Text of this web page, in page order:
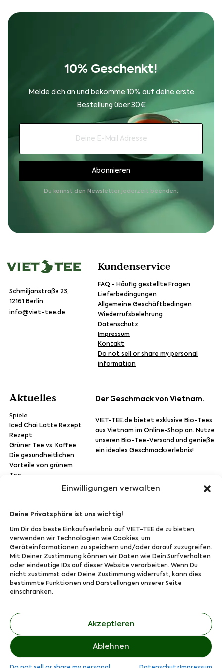
Einwilligungen verwalten
Deine Privatsphäre ist uns wichtig!
Um Dir das beste Einkaufserlebnis auf VIET-TEE.de zu bieten,
verwenden wir Technologien wie Cookies, um
Geräteinformationen zu speichern und/oder darauf zuzugreifen.
Mit Deiner Zustimmung können wir Daten wie Dein Surfverhalten
oder eindeutige IDs auf dieser Website verarbeiten. Wenn Du
nicht zustimmst oder Deine Zustimmung widerrufst, kann dies
bestimmte Funktionen und Darstellungen unserer Seite
einschränken.
Akzeptieren
Ablehnen
10% Geschenkt!
Melde dich an und bekomme 10% auf deine erste
Bestellung über 30€
Du kannst den Newsletter jederzeit beenden.
Schmiljanstraße 23,
12161 Berlin
info@viet-tee.de
Kundenservice
FAQ - Häufig gestellte Fragen
Lieferbedingungen
Allgemeine Geschäftbedingen
Wiederrufsbelehrung
Datenschutz
Impressum
Kontakt
Do not sell or share my personal
information
Aktuelles
Spiele
Iced Chai Latte Rezept
Rezept
Grüner Tee vs. Kaffee
Die gesundheitlichen
Vorteile von grünem
Tee
Der Geschmack von Vietnam.
VIET-TEE.de bietet exklusive Bio-Tees
aus Vietnam im Online-Shop an. Nutze
unseren Bio-Tee-Versand und genieße
ein ideales Geschmackserlebnis!
Zahlung
Folge Uns bei:
© 2024,
Die Umsatzsteuer wird nicht erhoben, da Kleinunternehmer gemäß